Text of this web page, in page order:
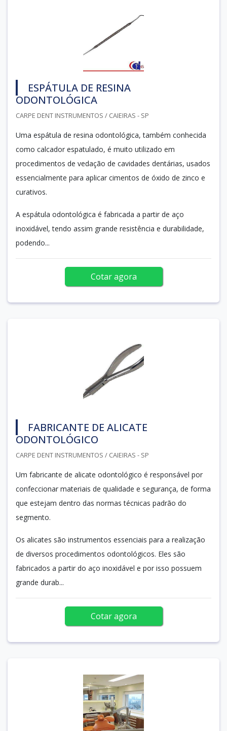
ESPÁTULA DE RESINA
ODONTOLÓGICA
CARPE DENT INSTRUMENTOS / CAIEIRAS - SP
Uma espátula de resina odontológica, também conhecida
como calcador espatulado, é muito utilizado em
procedimentos de vedação de cavidades dentárias, usados
essencialmente para aplicar cimentos de óxido de zinco e
curativos.
A espátula odontológica é fabricada a partir de aço
inoxidável, tendo assim grande resistência e durabilidade,
podendo...
Cotar agora
FABRICANTE DE ALICATE
ODONTOLÓGICO
CARPE DENT INSTRUMENTOS / CAIEIRAS - SP
Um fabricante de alicate odontológico é responsável por
confeccionar materiais de qualidade e segurança, de forma
que estejam dentro das normas técnicas padrão do
segmento.
Os alicates são instrumentos essenciais para a realização
de diversos procedimentos odontológicos. Eles são
fabricados a partir do aço inoxidável e por isso possuem
grande durab...
Cotar agora